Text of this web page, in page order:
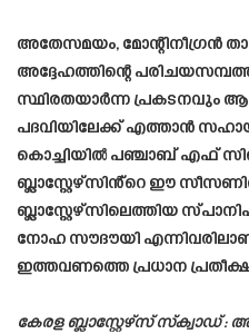
അതേസമയം, മോന്റിനീഗ്രൻ
അദ്ദേഹത്തിന്റെ
സ്ഥിരതയാർന്ന പ്രകടനവും
പദവിയിലേക്ക് എത്താൻ
കൊച്ചിയില്‍ പഞ്ചാബ് എഫ്
ബ്ലാസ്റ്റേഴ്സിൻ്റെ ഈ
ബ്ലാസ്റ്റേഴ്സിലെത്തിയ
നോഹ സൗദൗയി
ഇത്തവണത്തെ പ്രധാന
കേരള ബ്ലാസ്റ്റേഴ്‌സ് സ്‌ക്വാഡ് :